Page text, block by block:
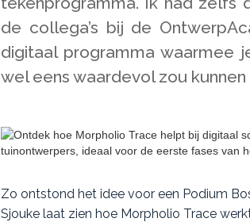
de collega’s bij de
digitaal programma waarmee
wel eens waardevol zou
Zo ontstond het idee voor een Podium
Sjouke laat zien hoe Morpholio Trace